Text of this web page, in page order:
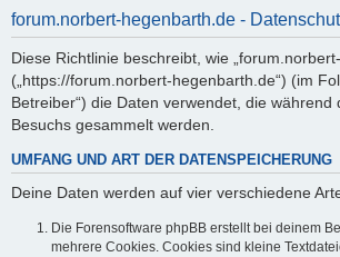
forum.norbert-hegenbarth.de -
Diese Richtlinie beschreibt, wie
(„https://forum.norbert-hegenbarth.de“) (im
Betreiber“) die Daten verwendet, die während
Besuchs gesammelt werden.
UMFANG UND ART DER DATENSPEICHERUNG
Deine Daten werden auf vier verschiedene
Die Forensoftware phpBB erstellt bei deinem
mehrere Cookies. Cookies sind kleine